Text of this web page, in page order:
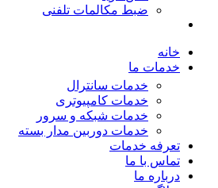
ضبط مکالمات تلفنی
خانه
خدمات ما
خدمات سانترال
خدمات کامپیوتری
خدمات شبکه و سرور
خدمات دوربین مدار بسته
تعرفه خدمات
تماس با ما
درباره ما